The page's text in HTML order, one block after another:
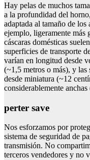
Hay pelas de muchos
a la profundidad del
adaptada al tamaño de
ejemplo, ligeramente más
cáscaras domésticas
superficies de transporte
varían en longitud desde
(~1,5 metros o más), y las
desde miniatura (~12
considerablemente
perter save
Nos esforzamos por
sistema de seguridad de
transmisión. No
terceros vendedores y no